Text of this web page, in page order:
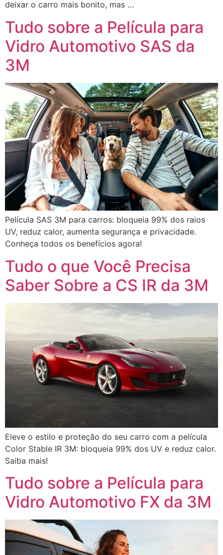
deixar o carro mais bonito, mas …
Tudo sobre a Película para
Vidro Automotivo SAS da
3M
Película SAS 3M para carros: bloqueia 99% dos raios
UV, reduz calor, aumenta segurança e privacidade.
Conheça todos os benefícios agora!
Tudo o que Você Precisa
Saber Sobre a CS IR da 3M
Eleve o estilo e proteção do seu carro com a película
Color Stable IR 3M: bloqueia 99% dos UV e reduz calor.
Saiba mais!
Tudo sobre a Película para
Vidro Automotivo FX da 3M